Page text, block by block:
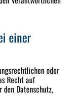
einer
oder
Recht auf
Datenschutz,